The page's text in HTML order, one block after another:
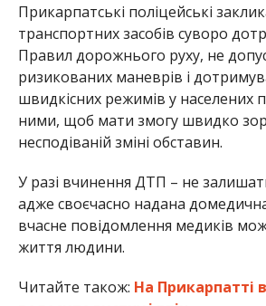
Прикарпатські поліцейські
транспортних засобів суворо
Правил дорожнього руху, не
ризикованих маневрів і
швидкісних режимів у населених
ними, щоб мати змогу швидко
несподіваній зміні обставин.
У разі вчинення ДТП – не
адже своєчасно надана
вчасне повідомлення медиків
життя людини.
Читайте також: На Прикарпатті